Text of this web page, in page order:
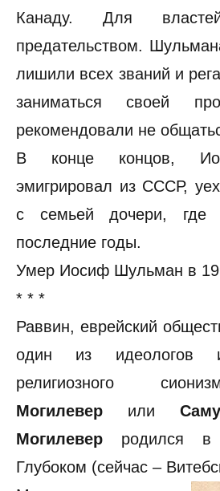
Канаду. Для
предательством.
лишили всех званий и
заниматься своей
рекомендовали не
В конце концов,
эмигрировал из СССР,
с семьей дочери,
последние годы.
Умер Иосиф Шульман в
* * *
Раввин, еврейский
один из идеологов и
религиозного
Могилевер или
Могилевер родился
Глубоком (сейчас –